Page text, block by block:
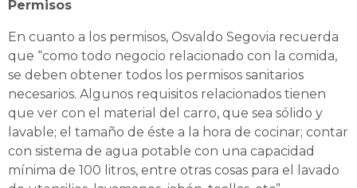
Permisos
En cuanto a los permisos, Osvaldo Segovia recuerda
que “como todo negocio relacionado con la comida,
se deben obtener todos los permisos sanitarios
necesarios. Algunos requisitos relacionados tienen
que ver con el material del carro, que sea sólido y
lavable; el tamaño de éste a la hora de cocinar; contar
con sistema de agua potable con una capacidad
mínima de 100 litros, entre otras cosas para el lavado